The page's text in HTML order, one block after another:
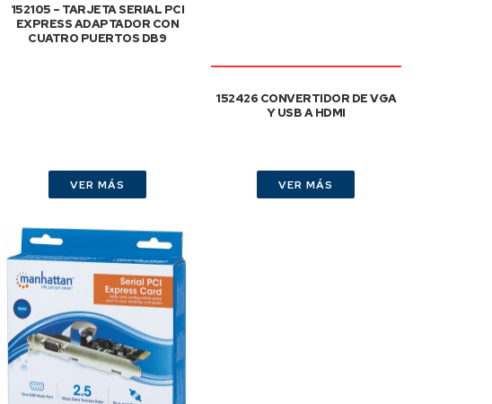
152105 – TARJETA SERIAL PCI
EXPRESS ADAPTADOR CON
CUATRO PUERTOS DB9
VER MÁS
152426 CONVERTIDOR DE VGA
Y USB A HDMI
VER MÁS